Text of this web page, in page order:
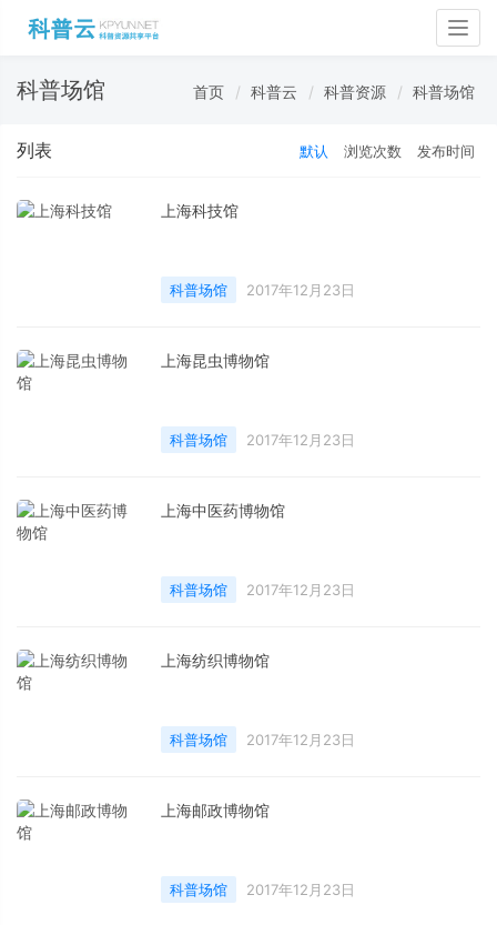
科普场馆 首页 科普云 科普资源 科普场馆
列表 默认 浏览次数 发布时间
上海科技馆
科普场馆 2017年12月23日
上海昆虫博物馆
科普场馆 2017年12月23日
上海中医药博物馆
科普场馆 2017年12月23日
上海纺织博物馆
科普场馆 2017年12月23日
上海邮政博物馆
科普场馆 2017年12月23日